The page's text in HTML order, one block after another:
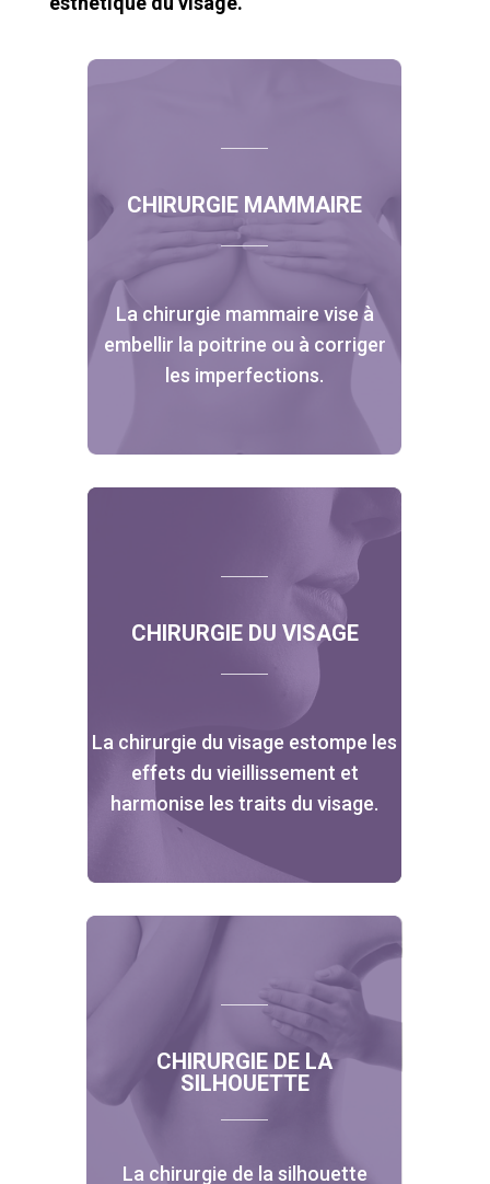
CHIRURGIE MAMMAIRE
La chirurgie mammaire vise à
embellir la poitrine ou à corriger
les imperfections.
CHIRURGIE DU VISAGE
La chirurgie du visage estompe les
effets du vieillissement et
harmonise les traits du visage.
CHIRURGIE DE LA
SILHOUETTE
La chirurgie de la silhouette